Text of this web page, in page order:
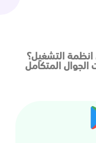
التشغيل؟
المتكامل